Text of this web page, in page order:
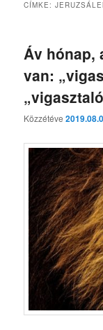
CÍMKE:
Áv hónap,
van:
Közzétéve